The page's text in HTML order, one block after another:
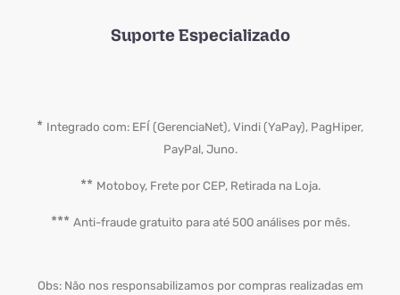
Suporte Especializado
* Integrado com: EFÍ (GerenciaNet), Vindi (YaPay), PagHiper,
PayPal, Juno.
** Motoboy, Frete por CEP, Retirada na Loja.
*** Anti-fraude gratuito para até 500 análises por mês.
Obs: Não nos responsabilizamos por compras realizadas em